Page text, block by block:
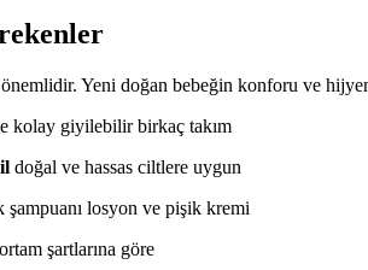
önemlidir. Yeni doğan bebeğin konforu ve
kolay giyilebilir birkaç takım
doğal ve hassas ciltlere uygun
şampuanı losyon ve pişik kremi
ortam şartlarına göre